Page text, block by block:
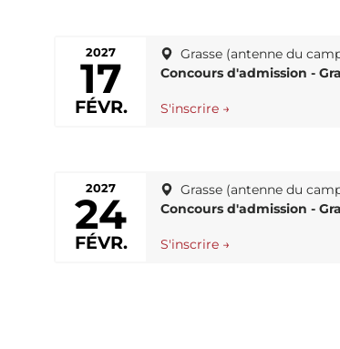
2027
17
FÉVR.
Grasse (antenne du
Concours d'admission -
S'inscrire →
2027
24
FÉVR.
Grasse (antenne du
Concours d'admission -
S'inscrire →